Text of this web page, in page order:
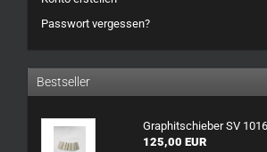
Passwort vergessen?
Bestseller
Graphitschieber SV
125,00 EUR